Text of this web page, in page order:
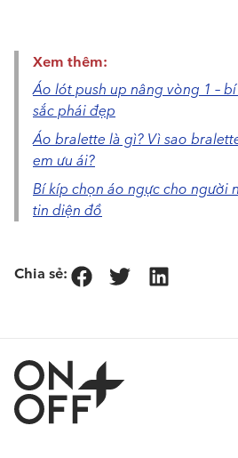
Xem thêm:
Áo lót push up nâng vòng 1 –
sắc phái đẹp
Áo bralette là gì? Vì sao
em ưu ái?
Bí kíp chọn áo ngực cho người
tin diện đồ
Chia sẻ: